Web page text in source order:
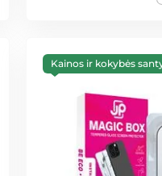
Kainos ir kokybės